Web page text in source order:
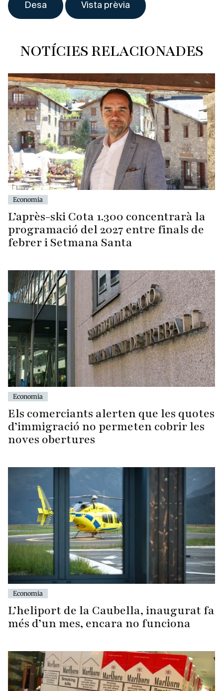
NOTÍCIES RELACIONADES
Economia
L’après-ski Cota 1.300 concentrarà la
programació del 2027 entre finals de
febrer i Setmana Santa
Economia
Els comerciants alerten que les quotes
d’immigració no permeten cobrir les
noves obertures
Economia
L’heliport de la Caubella, inaugurat fa
més d’un mes, encara no funciona